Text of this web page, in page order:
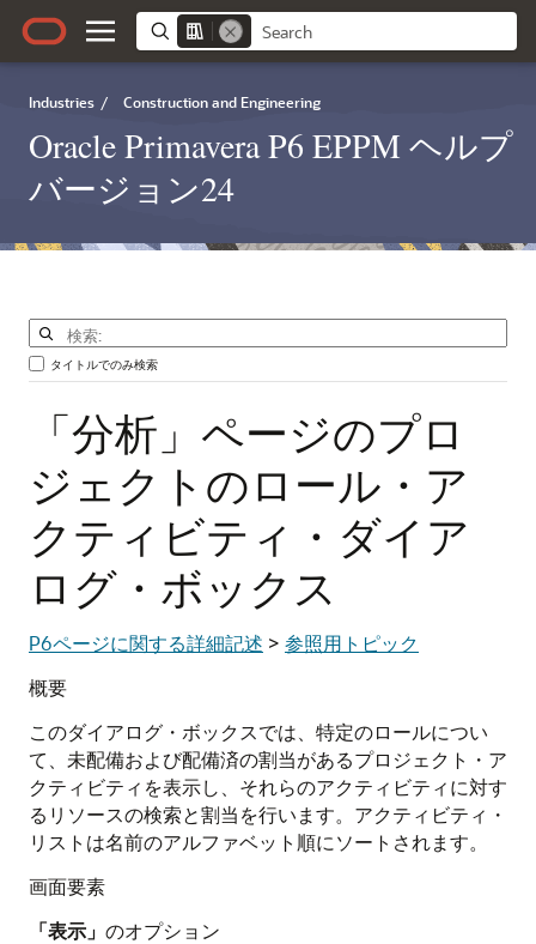
Industries / Construction and Engineering
Oracle Primavera P6 EPPM ヘルプ
バージョン24
タイトルでのみ検索
「分析」ページのプロ
ジェクトのロール・ア
クティビティ・ダイア
ログ・ボックス
P6ページに関する詳細記述 > 参照用トピック
概要
このダイアログ・ボックスでは、特定のロールについ
て、未配備および配備済の割当があるプロジェクト・ア
クティビティを表示し、それらのアクティビティに対す
るリソースの検索と割当を行います。アクティビティ・
リストは名前のアルファベット順にソートされます。
画面要素
「表示」 のオプション